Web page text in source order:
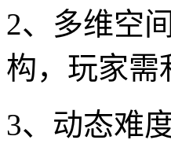
2、多维空
构，玩家需
3、动态难